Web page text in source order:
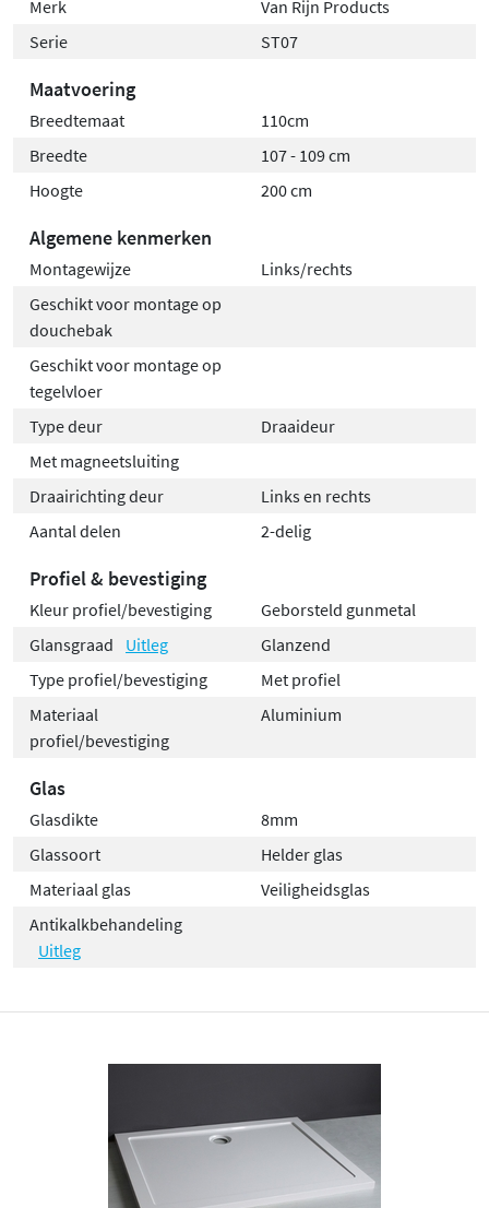
Zo creëert u een douchehoek waar u jarenlang plezier
van heeft.
Merk
Van Rijn Products
Serie
ST07
Maatvoering
Breedtemaat
110cm
Breedte
107 - 109 cm
Hoogte
200 cm
Algemene kenmerken
Montagewijze
Links/rechts
Geschikt voor montage op
douchebak
Geschikt voor montage op
tegelvloer
Type deur
Draaideur
Met magneetsluiting
Draairichting deur
Links en rechts
Aantal delen
2-delig
Profiel & bevestiging
Kleur profiel/bevestiging
Geborsteld gunmetal
Glansgraad
Uitleg
Glanzend
Type profiel/bevestiging
Met profiel
Materiaal
profiel/bevestiging
Aluminium
Glas
Glasdikte
8mm
Glassoort
Helder glas
Materiaal glas
Veiligheidsglas
Antikalkbehandeling
Uitleg